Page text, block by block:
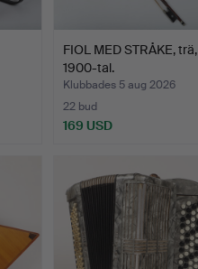
FIOL MED STRÅKE, trä,
1900-tal.
Klubbades 5 aug 2026
22 bud
169 USD